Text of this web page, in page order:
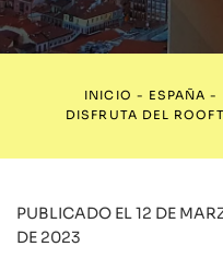
INICIO - ESPAÑA -
DISFRUTA DEL
PUBLICADO EL 12 DE
DE 2023